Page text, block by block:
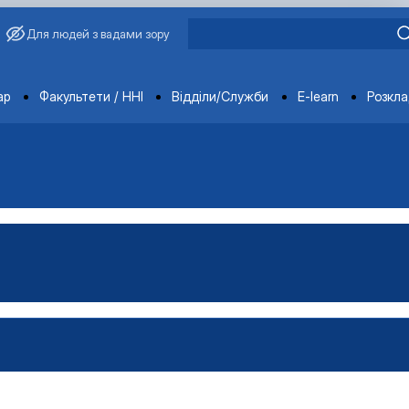
Для людей з вадами зору
Факультети / ННІ Відділи/Служби E-learn